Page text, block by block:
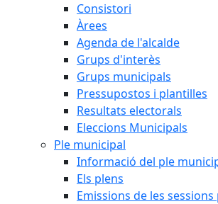
Consistori
Àrees
Agenda de l'alcalde
Grups d'interès
Grups municipals
Pressupostos i plantilles
Resultats electorals
Eleccions Municipals
Ple municipal
Informació del ple
Els plens
Emissions de les